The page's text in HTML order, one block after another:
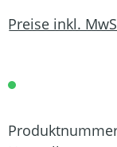
Preise inkl.